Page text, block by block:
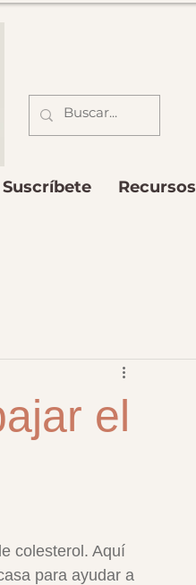
Suscríbete Recursos
el
colesterol. Aquí
para ayudar a